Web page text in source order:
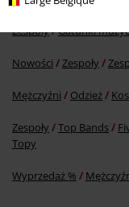
Więcej kategorii.
Zespoły Gatunki
Nowości Zespoły
Mężczyźni Odzież
Zespoły Top Bands
Topy
Wyprzedaż %